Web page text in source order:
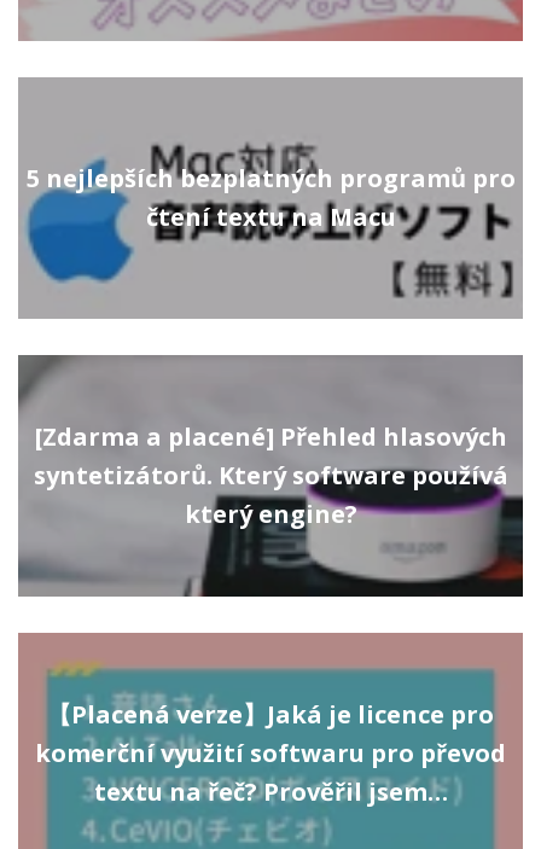
5 nejlepších bezplatných programů pro
čtení textu na Macu
[Zdarma a placené] Přehled hlasových
syntetizátorů. Který software používá
který engine?
【Placená verze】Jaká je licence pro
komerční využití softwaru pro převod
textu na řeč? Prověřil jsem…